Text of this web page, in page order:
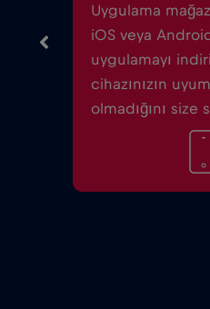
Uygulama
iOS veya
uygulamayı
cihazınızın
olmadığını size